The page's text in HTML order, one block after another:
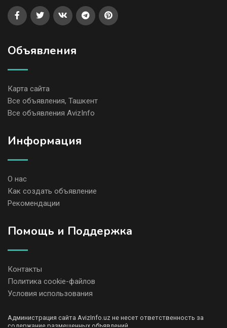
Объявления
Карта сайта
Все объявления, Ташкент
Все объявления AvizInfo
Информация
О нас
Как создать объявление
Рекомендации
Помощь и Поддержка
Контакты
Политика cookie-файлов
Условия использования
Администрация сайта AvizInfo.uz не несет ответственность за
содержание размещенных объявлений.